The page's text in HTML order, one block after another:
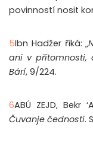
povinností nosit
5Ibn Hadžer říká: „
ani v přítomnosti,
Bárí, 9/224.
6ABÚ ZEJD, Bekr
Čuvanje čednosti.